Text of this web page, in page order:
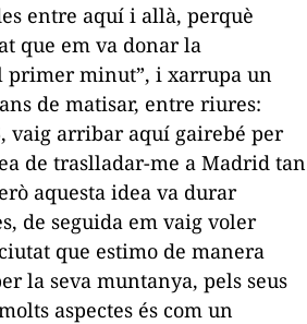
entre aquí i allà, perquè
que em va donar la
primer minut”, i xarrupa un
de matisar, entre riures:
vaig arribar aquí gairebé per
de traslladar-me a Madrid tan
aquesta idea va durar
de seguida em vaig voler
que estimo de manera
la seva muntanya, pels seus
aspectes és com un